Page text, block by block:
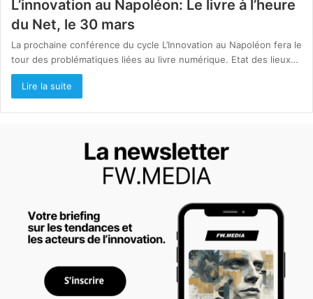
L’innovation au Napoléon: Le livre à l’heure
du Net, le 30 mars
La prochaine conférence du cycle L’Innovation au Napoléon fera le
tour des problématiques liées au livre numérique. Etat des lieux…
Lire la suite